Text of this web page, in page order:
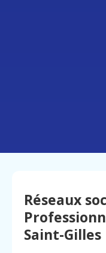
Réseaux
Saint-Gilles